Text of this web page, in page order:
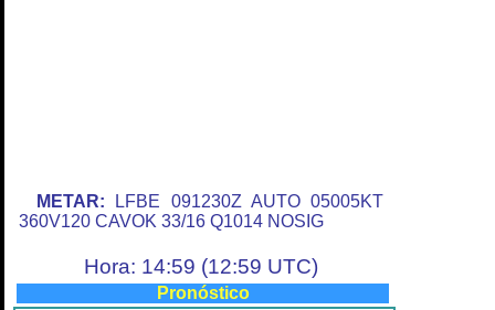
METAR: LFBE 091230Z AUTO 05005KT
360V120 CAVOK 33/16 Q1014 NOSIG
Hora: 14:59 (12:59 UTC)
Pronóstico